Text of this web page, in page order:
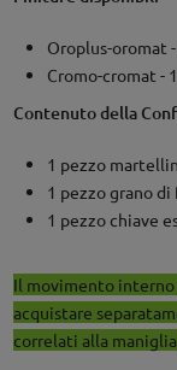
Oroplus-oromat
Cromo-cromat -
Contenuto della
1 pezzo
1 pezzo grano di
1 pezzo chiave
Il movimento interno
acquistare
correlati alla